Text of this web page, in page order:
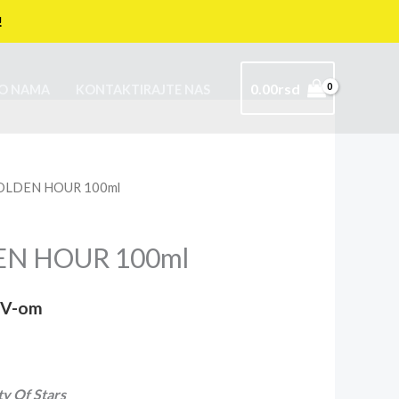
0.00rsd
HOUR 100ml
HOUR 100ml
om
Of Stars